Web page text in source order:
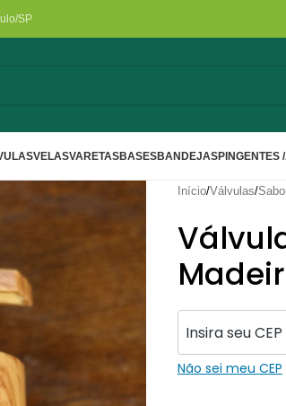
SP
VELASVARETASBASESBANDEJASPINGENTES
Início/Válvulas/
Não sei meu CEP